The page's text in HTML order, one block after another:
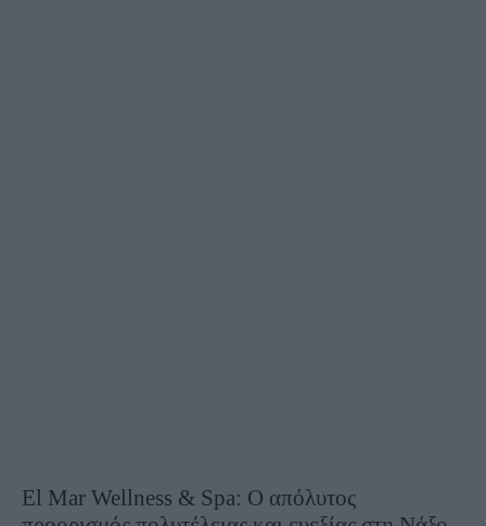
El Mar Wellness & Spa: Ο απόλυτος